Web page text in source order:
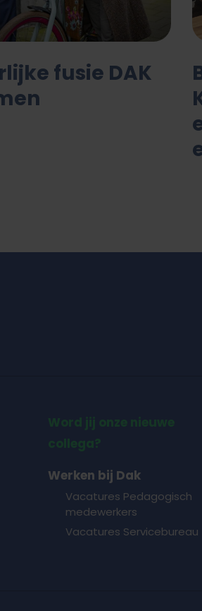
fusie DAK
Word jij onze nieuwe
collega?
Werken bij Dak
Vacatures Pedagogisch
medewerkers
Vacatures Servicebureau